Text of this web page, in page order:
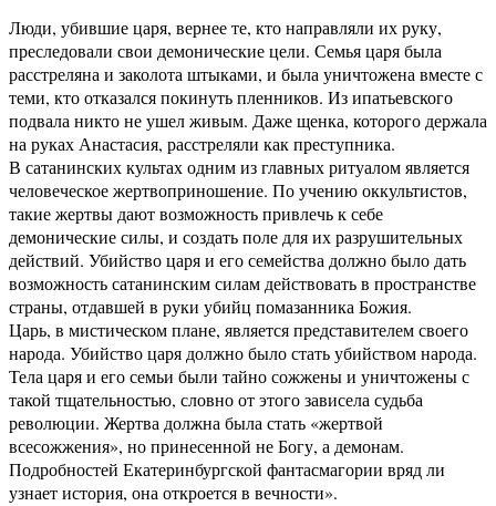
Люди, убившие царя, вернее те, кто направляли их руку,
преследовали свои демонические цели. Семья царя была
расстреляна и заколота штыками, и была уничтожена вместе с
теми, кто отказался покинуть пленников. Из ипатьевского
подвала никто не ушел живым. Даже щенка, которого держала
на руках Анастасия, расстреляли как преступника.
В сатанинских культах одним из главных ритуалом является
человеческое жертвоприношение. По учению оккультистов,
такие жертвы дают возможность привлечь к себе
демонические силы, и создать поле для их разрушительных
действий. Убийство царя и его семейства должно было дать
возможность сатанинским силам действовать в пространстве
страны, отдавшей в руки убийц помазанника Божия.
Царь, в мистическом плане, является представителем своего
народа. Убийство царя должно было стать убийством народа.
Тела царя и его семьи были тайно сожжены и уничтожены с
такой тщательностью, словно от этого зависела судьба
революции. Жертва должна была стать «жертвой
всесожжения», но принесенной не Богу, а демонам.
Подробностей Екатеринбургской фантасмагории вряд ли
узнает история, она откроется в вечности».